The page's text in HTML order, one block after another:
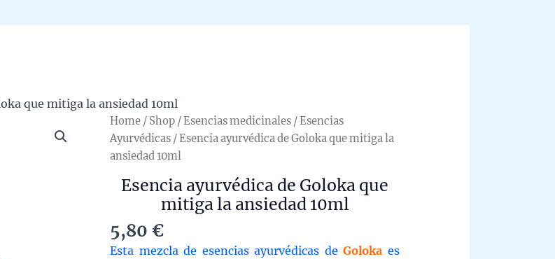
que mitiga la ansiedad 10ml
Home / Shop /Esencias medicinales /Esencias
Ayurvédicas / Esencia ayurvédica de Goloka que mitiga la
ansiedad 10ml
Esencia ayurvédica de Goloka que
mitiga la ansiedad 10ml
5,80 €
Esta mezcla de esencias ayurvédicas deGoloka es